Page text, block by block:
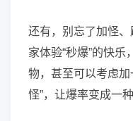
还有，别忘了加怪
家体验“秒爆”的快
物，甚至可以考虑加
怪”，让爆率变成一